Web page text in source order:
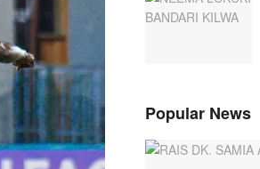
Popular News